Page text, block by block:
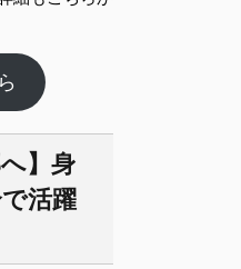
】身
活躍